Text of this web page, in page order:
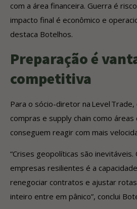
com a área financeira. Guerra é
impacto final é econômico e
destaca Botelhos.
Preparação é
competitiva
Para o sócio-diretor na Level
compras e supply chain como
conseguem reagir com mais
“Crises geopolíticas são inevitáveis.
empresas resilientes é a
renegociar contratos e ajustar
inteiro entre em pânico”, conclui